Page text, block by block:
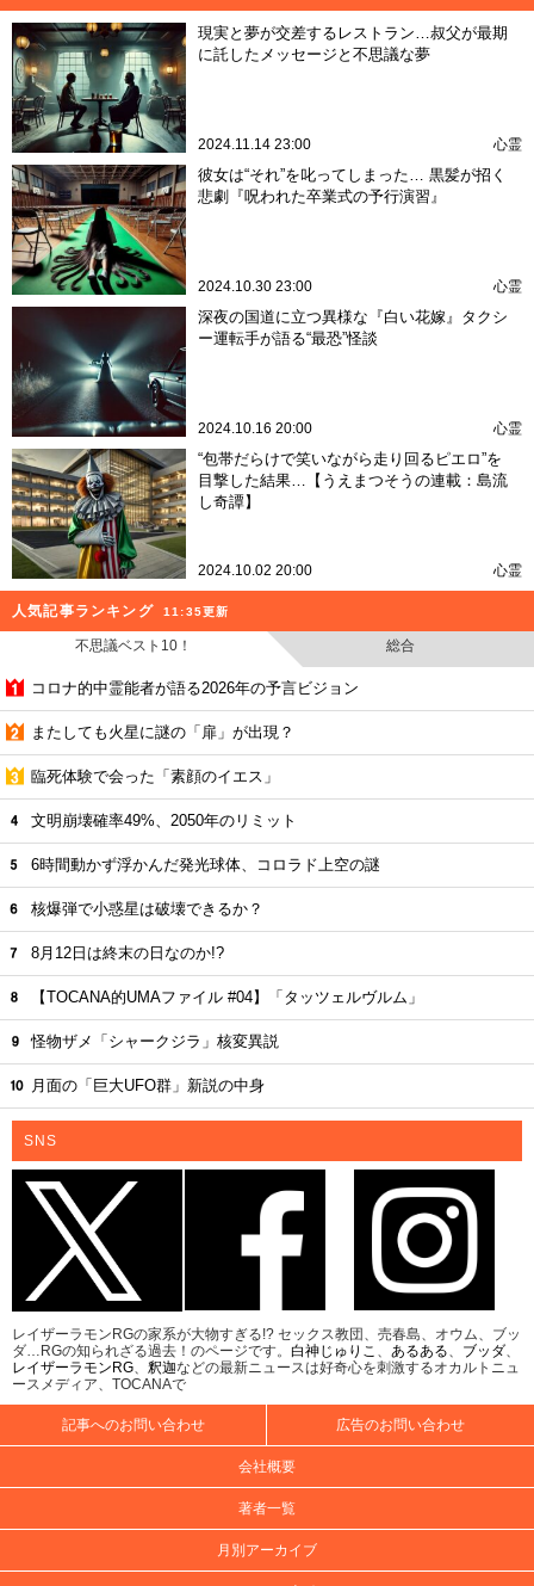
現実と夢が交差するレストラン…叔父が最期
に託したメッセージと不思議な夢
2024.11.14 23:00 心霊
彼女は“それ”を叱ってしまった… 黒髪が招く
悲劇『呪われた卒業式の予行演習』
2024.10.30 23:00 心霊
深夜の国道に立つ異様な『白い花嫁』タクシ
ー運転手が語る“最恐”怪談
2024.10.16 20:00 心霊
“包帯だらけで笑いながら走り回るピエロ”を
目撃した結果…【うえまつそうの連載：島流
し奇譚】
2024.10.02 20:00 心霊
人気記事ランキング 11:35更新
不思議ベスト10！ 総合
コロナ的中霊能者が語る2026年の予言ビジョン
またしても火星に謎の「扉」が出現？
臨死体験で会った「素顔のイエス」
文明崩壊確率49%、2050年のリミット
6時間動かず浮かんだ発光球体、コロラド上空の謎
核爆弾で小惑星は破壊できるか？
8月12日は終末の日なのか!?
【TOCANA的UMAファイル #04】「タッツェルヴルム」
怪物ザメ「シャークジラ」核変異説
月面の「巨大UFO群」新説の中身
SNS
レイザーラモンRGの家系が大物すぎる!? セックス教団、売春島、オウム、ブッ
ダ…RGの知られざる過去！のページです。 白神じゅりこ 、 あるある、 ブッダ、
レイザーラモンRG、 釈迦などの最新ニュースは好奇心を刺激するオカルトニュ
ースメディア、TOCANAで
記事へのお問い合わせ 広告のお問い合わせ
会社概要
著者一覧
月別アーカイブ